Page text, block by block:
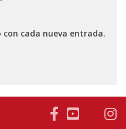
cada nueva entrada.